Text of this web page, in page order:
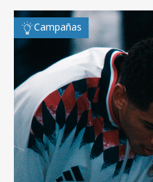
Campañas